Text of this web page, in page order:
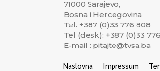
71000 Sarajevo,
Bosna i Hercegovina
Tel: +387 (0)33 776 808
Tel (desk): +387 (0)33
E-mail : pitajte@tvsa.ba
Naslovna Impressum